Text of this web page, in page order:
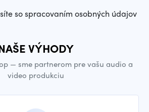
so spracovaním osobných údajov
VÝHODY
— sme partnerom pre vašu audio a
video produkciu